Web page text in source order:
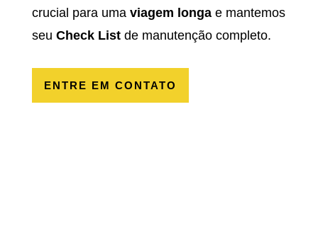
crucial para uma viagem longae mantemos
seu Check Listde manutenção completo.
ENTRE EM CONTATO